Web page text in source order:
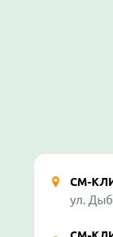
СМ-
ул.